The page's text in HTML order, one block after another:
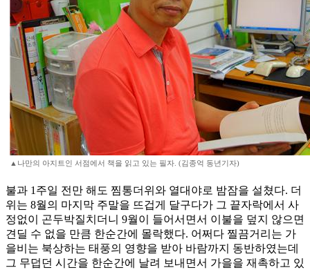
▲나만의 아지트인 서점에서 책을 읽고 있는 필자. (김종억 동년기자)
불과 1주일 전만 해도 찜통더위와 열대야로 밤잠을 설쳤다. 더
위는 8월의 마지막 주말을 뜨겁게 달구다가 그 끝자락에서 사
정없이 곤두박질치더니 9월이 들어서면서 이불을 덮지 않으면
견딜 수 없을 만큼 한순간에 몰락했다. 어쩌다 찔끔거리는 가
을비는 북상하는 태풍의 영향을 받아 바람까지 동반하였는데
그 무덥던 시간을 한순간에 날려 보내면서 가을을 재촉하고 있